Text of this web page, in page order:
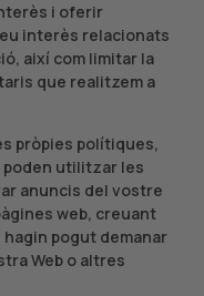
i oferir
interès relacionats
així com limitar la
que realitzem a
pròpies polítiques,
utilitzar les
anuncis del vostre
web, creuant
pogut demanar
Web o altres